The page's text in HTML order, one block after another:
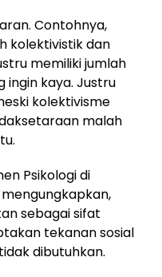
Contohnya,
kolektivistik dan
memiliki jumlah
ingin kaya. Justru
kolektivisme
malah
Psikologi di
mengungkapkan,
sebagai sifat
tekanan sosial
dibutuhkan.